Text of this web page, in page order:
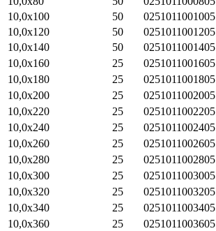
10,0х100
50 0251011001005
10,0х120
50 0251011001205
10,0х140
50 0251011001405
10,0х160
25 0251011001605
10,0х180
25 0251011001805
10,0х200
25 0251011002005
10,0х220
25 0251011002205
10,0х240
25 0251011002405
10,0х260
25 0251011002605
10,0х280
25 0251011002805
10,0х300
25 0251011003005
10,0х320
25 0251011003205
10,0х340
25 0251011003405
10,0х360
25 0251011003605